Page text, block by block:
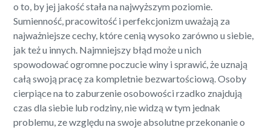
o to, by jej jakość stała na najwyższym poziomie.
Sumienność, pracowitość i perfekcjonizm uważają za
najważniejsze cechy, które cenią wysoko zarówno u siebie,
jak też u innych. Najmniejszy błąd może u nich
spowodować ogromne poczucie winy i sprawić, że uznają
całą swoją pracę za kompletnie bezwartościową. Osoby
cierpiące na to zaburzenie osobowości rzadko znajdują
czas dla siebie lub rodziny, nie widzą w tym jednak
problemu, ze względu na swoje absolutne przekonanie o